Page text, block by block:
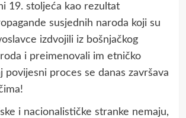
19. stoljeća kao rezultat
susjednih naroda koji su
izdvojili iz bošnjačkog
i preimenovali im etničko
povijesni proces se danas završava
i nacionalističke stranke nemaju,